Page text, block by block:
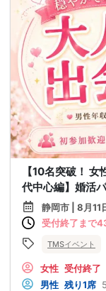
【10名突破！
代中心編】婚活
静岡市 | 8月11
受付終了まで
TMSイベント
女性 受付終了
男性 残り1席